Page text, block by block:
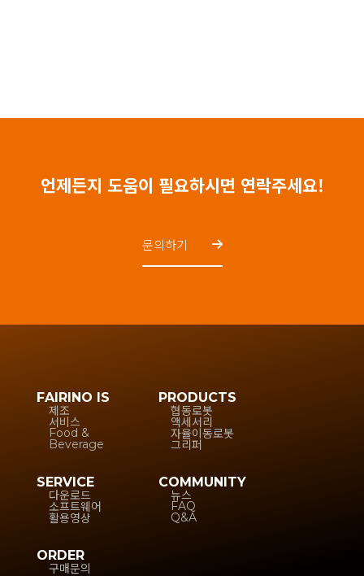
언제든지 도움이 필요하시면 연락주세요!
문의하기
FAIRINO IS
제조
서비스
Food &
Beverage
PRODUCTS
협동로봇
액세서리
자율이동로봇
그리퍼
SERVICE
다운로드
소프트웨어
활용영상
COMMUNITY
뉴스
FAQ
Q&A
ORDER
구매문의